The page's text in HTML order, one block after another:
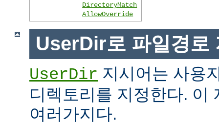
DirectoryMatch
AllowOverride
UserDir로 파일경로
UserDir 지시어는 사용
디렉토리를 지정한다. 이
여러가지다.